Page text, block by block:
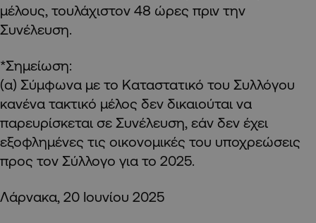
μέλους, τουλάχιστον 48 ώρες πριν την
Συνέλευση.
*Σημείωση:
(α) Σύμφωνα με το Καταστατικό του Συλλόγου
κανένα τακτικό μέλος δεν δικαιούται να
παρευρίσκεται σε Συνέλευση, εάν δεν έχει
εξοφλημένες τις οικονομικές του υποχρεώσεις
προς τον Σύλλογο για το 2025.
Λάρνακα, 20 Ιουνίου 2025